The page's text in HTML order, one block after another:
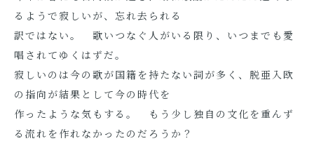
るようで寂しいが、忘れ去られる
訳ではない。 歌いつなぐ人がいる限り、いつまでも愛
唱されてゆくはずだ。
寂しいのは今の歌が国籍を持たない詞が多く、脱亜入欧
の指向が結果として今の時代を
作ったような気もする。 もう少し独自の文化を重んず
る流れを作れなかったのだろうか？